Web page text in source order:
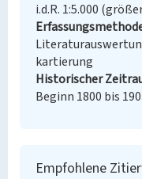
i.d.R. 1:5.000
kartierung
Historischer
Beginn 1800 bis
Empfohlene